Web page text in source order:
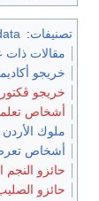
تصنيفات:
مقالات ذات
خريجو
خريجو
أشخاص
ملوك الأردن
أشخاص
حائزو النجم
حائزو